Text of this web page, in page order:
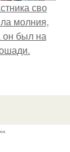
сво
молния,
он был на